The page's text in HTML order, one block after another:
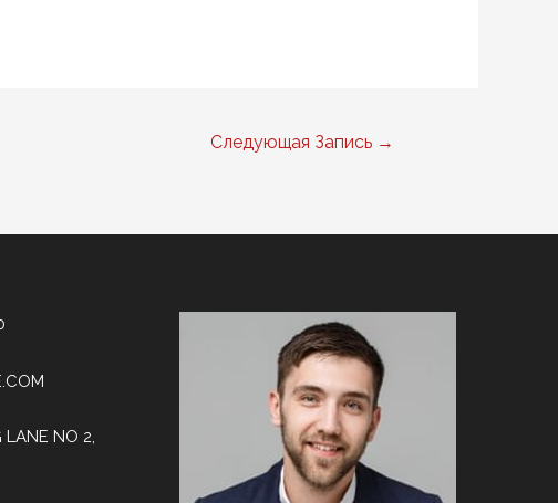
Следующая Запись →
NO 2,